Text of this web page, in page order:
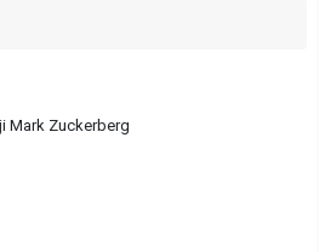
Mark Zuckerberg